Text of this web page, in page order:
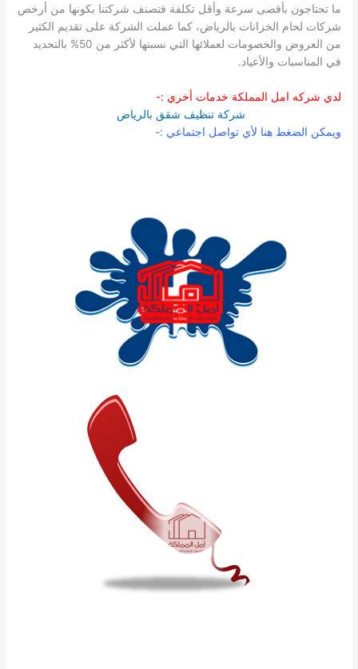
ما تحتاجون بأقصى سرعة وأقل تكلفة فتصنف شركتنا بكونها من أرخص
شركات لحام الخزانات بالرياض، كما عملت الشركة على تقديم الكثير
من العروض والخصومات لعملائها التي نسبتها لأكثر من 50% بالتحديد
في المناسبات والأعياد.
لدي شركه امل المملكة خدمات أخري :-
شركة تنظيف شقق بالرياض
ويمكن الضغط هنا لأي تواصل اجتماعي :-